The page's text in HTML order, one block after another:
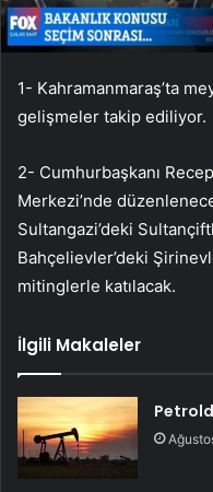
1- Kahramanmaraş’ta
gelişmeler takip ediliyor.
2- Cumhurbaşkanı
Merkezi’nde
Sultangazi’deki
Bahçelievler’deki
mitinglerle katılacak.
İlgili Makaleler